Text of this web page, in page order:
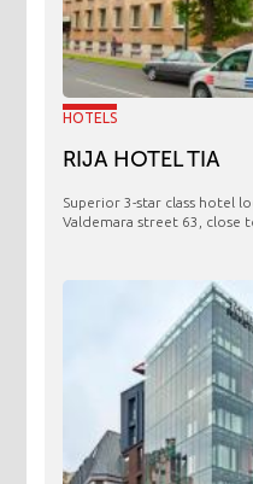
HOTELS
RIJA HOTEL TIA
Superior 3-star class hotel
Valdemara street 63, close